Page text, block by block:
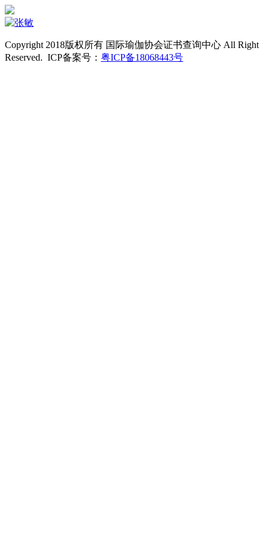
Copyright 2018版权所有 国际瑜伽协会证书查询中心 All Right
Reserved. ICP备案号： 粤ICP备18068443号